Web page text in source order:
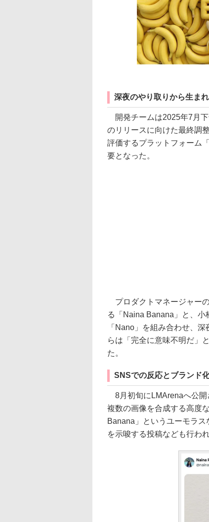
深夜のやり取りから生ま
開発チームは2025年7月下
のリリースに向けた最終調
評価するプラットフォーム
要となった。
プロダクトマネージャー
る「Naina Banana」と、
「Nano」を組み合わせ、
らは「完全に意味不明だ」
た。
SNSでの反応とブランド
8月初旬にLMArenaへ公開
複数の画像を合成する高度
Banana」というユーモラ
を示唆する投稿なども行われ